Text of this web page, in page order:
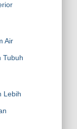
Air
Tubuh
Lebih